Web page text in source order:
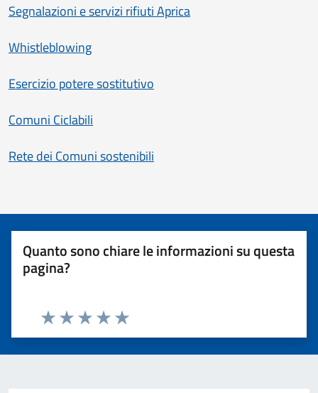
Segnalazioni e servizi rifiuti Aprica
Whistleblowing
Esercizio potere sostitutivo
Comuni Ciclabili
Rete dei Comuni sostenibili
Quanto sono chiare le informazioni su questa
pagina?
Valuta 5 stelle su 5
Valuta 4 stelle su 5
Valuta 3 stelle su 5
Valuta 2 stelle su 5
Valuta 1 stelle su 5